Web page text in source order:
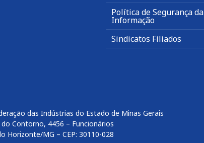
Política de Segurança da
Informação
Sindicatos Filiados
das Indústrias do Estado de Minas Gerais
do Contorno, 4456 – Funcionários
Horizonte/MG – CEP: 30110-028